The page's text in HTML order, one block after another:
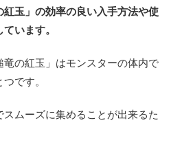
玉」の効率の良い入手方法や使
います。
の紅玉」はモンスターの体内で
です。
ムーズに集めることが出来るた